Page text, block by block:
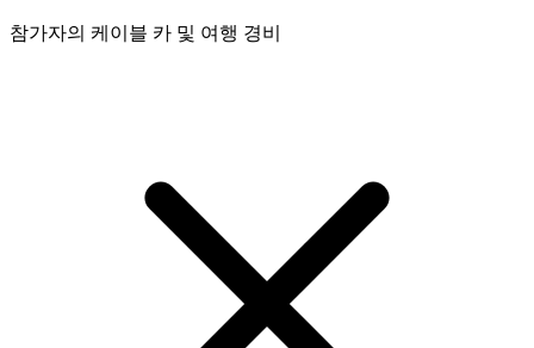
참가자의 케이블 카 및 여행 경비